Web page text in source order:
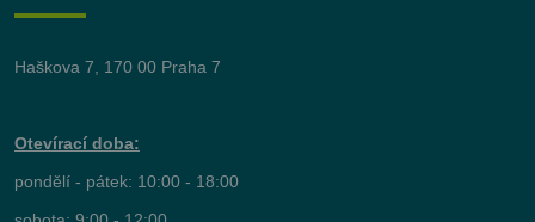
Haškova 7, 170 00 Praha 7
Otevírací doba:
pondělí - pátek: 10:00 - 18:00